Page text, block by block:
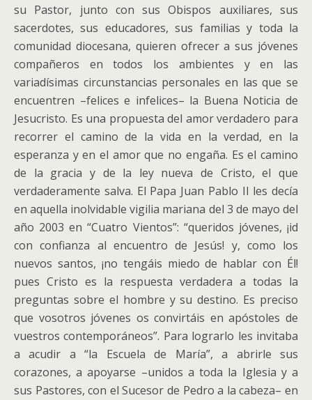
su Pastor, junto con sus Obispos auxiliares, sus
sacerdotes, sus educadores, sus familias y toda la
comunidad diocesana, quieren ofrecer a sus jóvenes
compañeros en todos los ambientes y en las
variadísimas circunstancias personales en las que se
encuentren –felices e infelices– la Buena Noticia de
Jesucristo. Es una propuesta del amor verdadero para
recorrer el camino de la vida en la verdad, en la
esperanza y en el amor que no engaña. Es el camino
de la gracia y de la ley nueva de Cristo, el que
verdaderamente salva. El Papa Juan Pablo II les decía
en aquella inolvidable vigilia mariana del 3 de mayo del
año 2003 en “Cuatro Vientos”: “queridos jóvenes, ¡id
con confianza al encuentro de Jesús! y, como los
nuevos santos, ¡no tengáis miedo de hablar con Él!
pues Cristo es la respuesta verdadera a todas la
preguntas sobre el hombre y su destino. Es preciso
que vosotros jóvenes os convirtáis en apóstoles de
vuestros contemporáneos”. Para lograrlo les invitaba
a acudir a “la Escuela de María”, a abrirle sus
corazones, a apoyarse –unidos a toda la Iglesia y a
sus Pastores, con el Sucesor de Pedro a la cabeza– en